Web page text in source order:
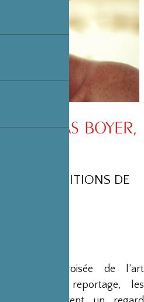
NICOLAS BOYER,
AUX EDITIONS DE
à la croisée de l’art
du reportage, les